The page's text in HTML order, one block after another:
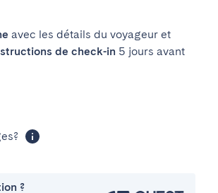
avec les détails du voyageur et
de check-in 5 jours avant
?